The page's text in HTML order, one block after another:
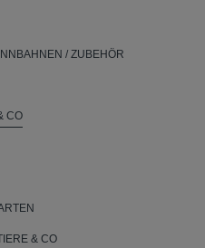
/ ZUBEHÖR
CO
& CO